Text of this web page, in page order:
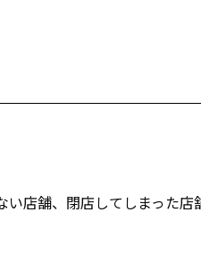
店舗、閉店してしまった店